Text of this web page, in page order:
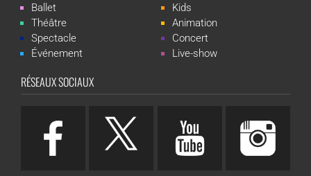
Ballet
Théâtre
Spectacle
Événement
Kids
Animation
Concert
Live-show
RÉSEAUX SOCIAUX